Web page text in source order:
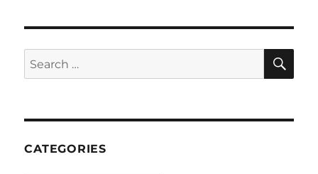
Search
for:
CATEGORIES